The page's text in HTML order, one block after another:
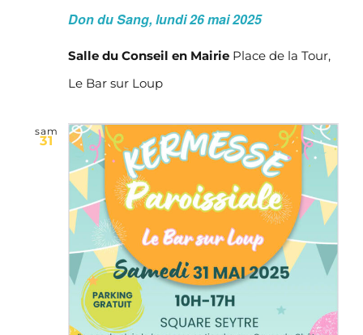
Don du Sang, lundi 26 mai 2025
Salle du Conseil en Mairie Place de la Tour,
Le Bar sur Loup
sam
31